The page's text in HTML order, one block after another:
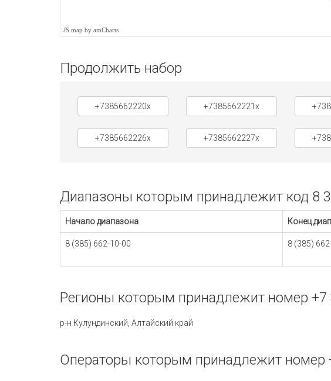
JS map by amCharts
Продолжить набор
+7385662220x +7385662221x
+7385662226x +7385662227x
Диапазоны которым принадлежит код 8
Начало диапазона Конец
8 (385) 662-10-00 8 (385)
Регионы которым принадлежит номер +7
р-н Кулундинский, Алтайский край
Операторы которым принадлежит номер